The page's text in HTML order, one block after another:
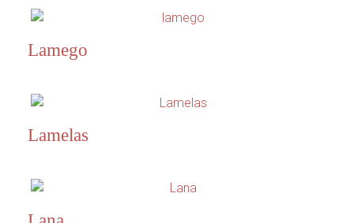
Lamego
Lamelas